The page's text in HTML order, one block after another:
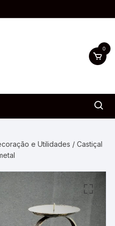
0
e Utilidades / Castiçal